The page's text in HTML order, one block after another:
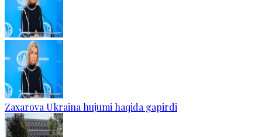
Zaxarova Ukraina hujumi haqida gapirdi